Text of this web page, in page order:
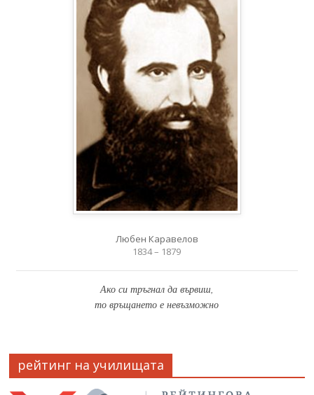
Любен Каравелов
1834 – 1879
Ако си тръгнал да вървиш,
то връщането е невъзможно
рейтинг на училищата